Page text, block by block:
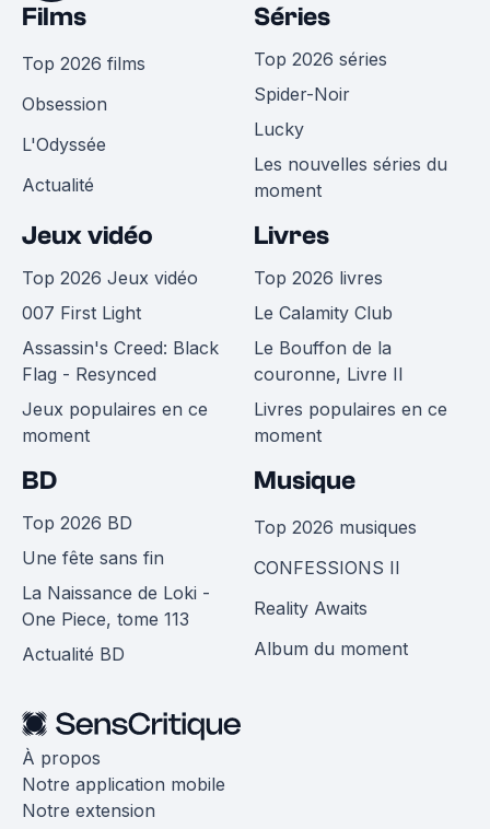
Films
Top 2026 films
Obsession
L'Odyssée
Actualité
Séries
Top 2026 séries
Spider-Noir
Lucky
Les nouvelles séries du
moment
Jeux vidéo
Top 2026 Jeux vidéo
007 First Light
Assassin's Creed: Black
Flag - Resynced
Jeux populaires en ce
moment
Livres
Top 2026 livres
Le Calamity Club
Le Bouffon de la
couronne, Livre II
Livres populaires en ce
moment
BD
Top 2026 BD
Une fête sans fin
La Naissance de Loki -
One Piece, tome 113
Actualité BD
Musique
Top 2026 musiques
CONFESSIONS II
Reality Awaits
Album du moment
À propos
Notre application mobile
Notre extension